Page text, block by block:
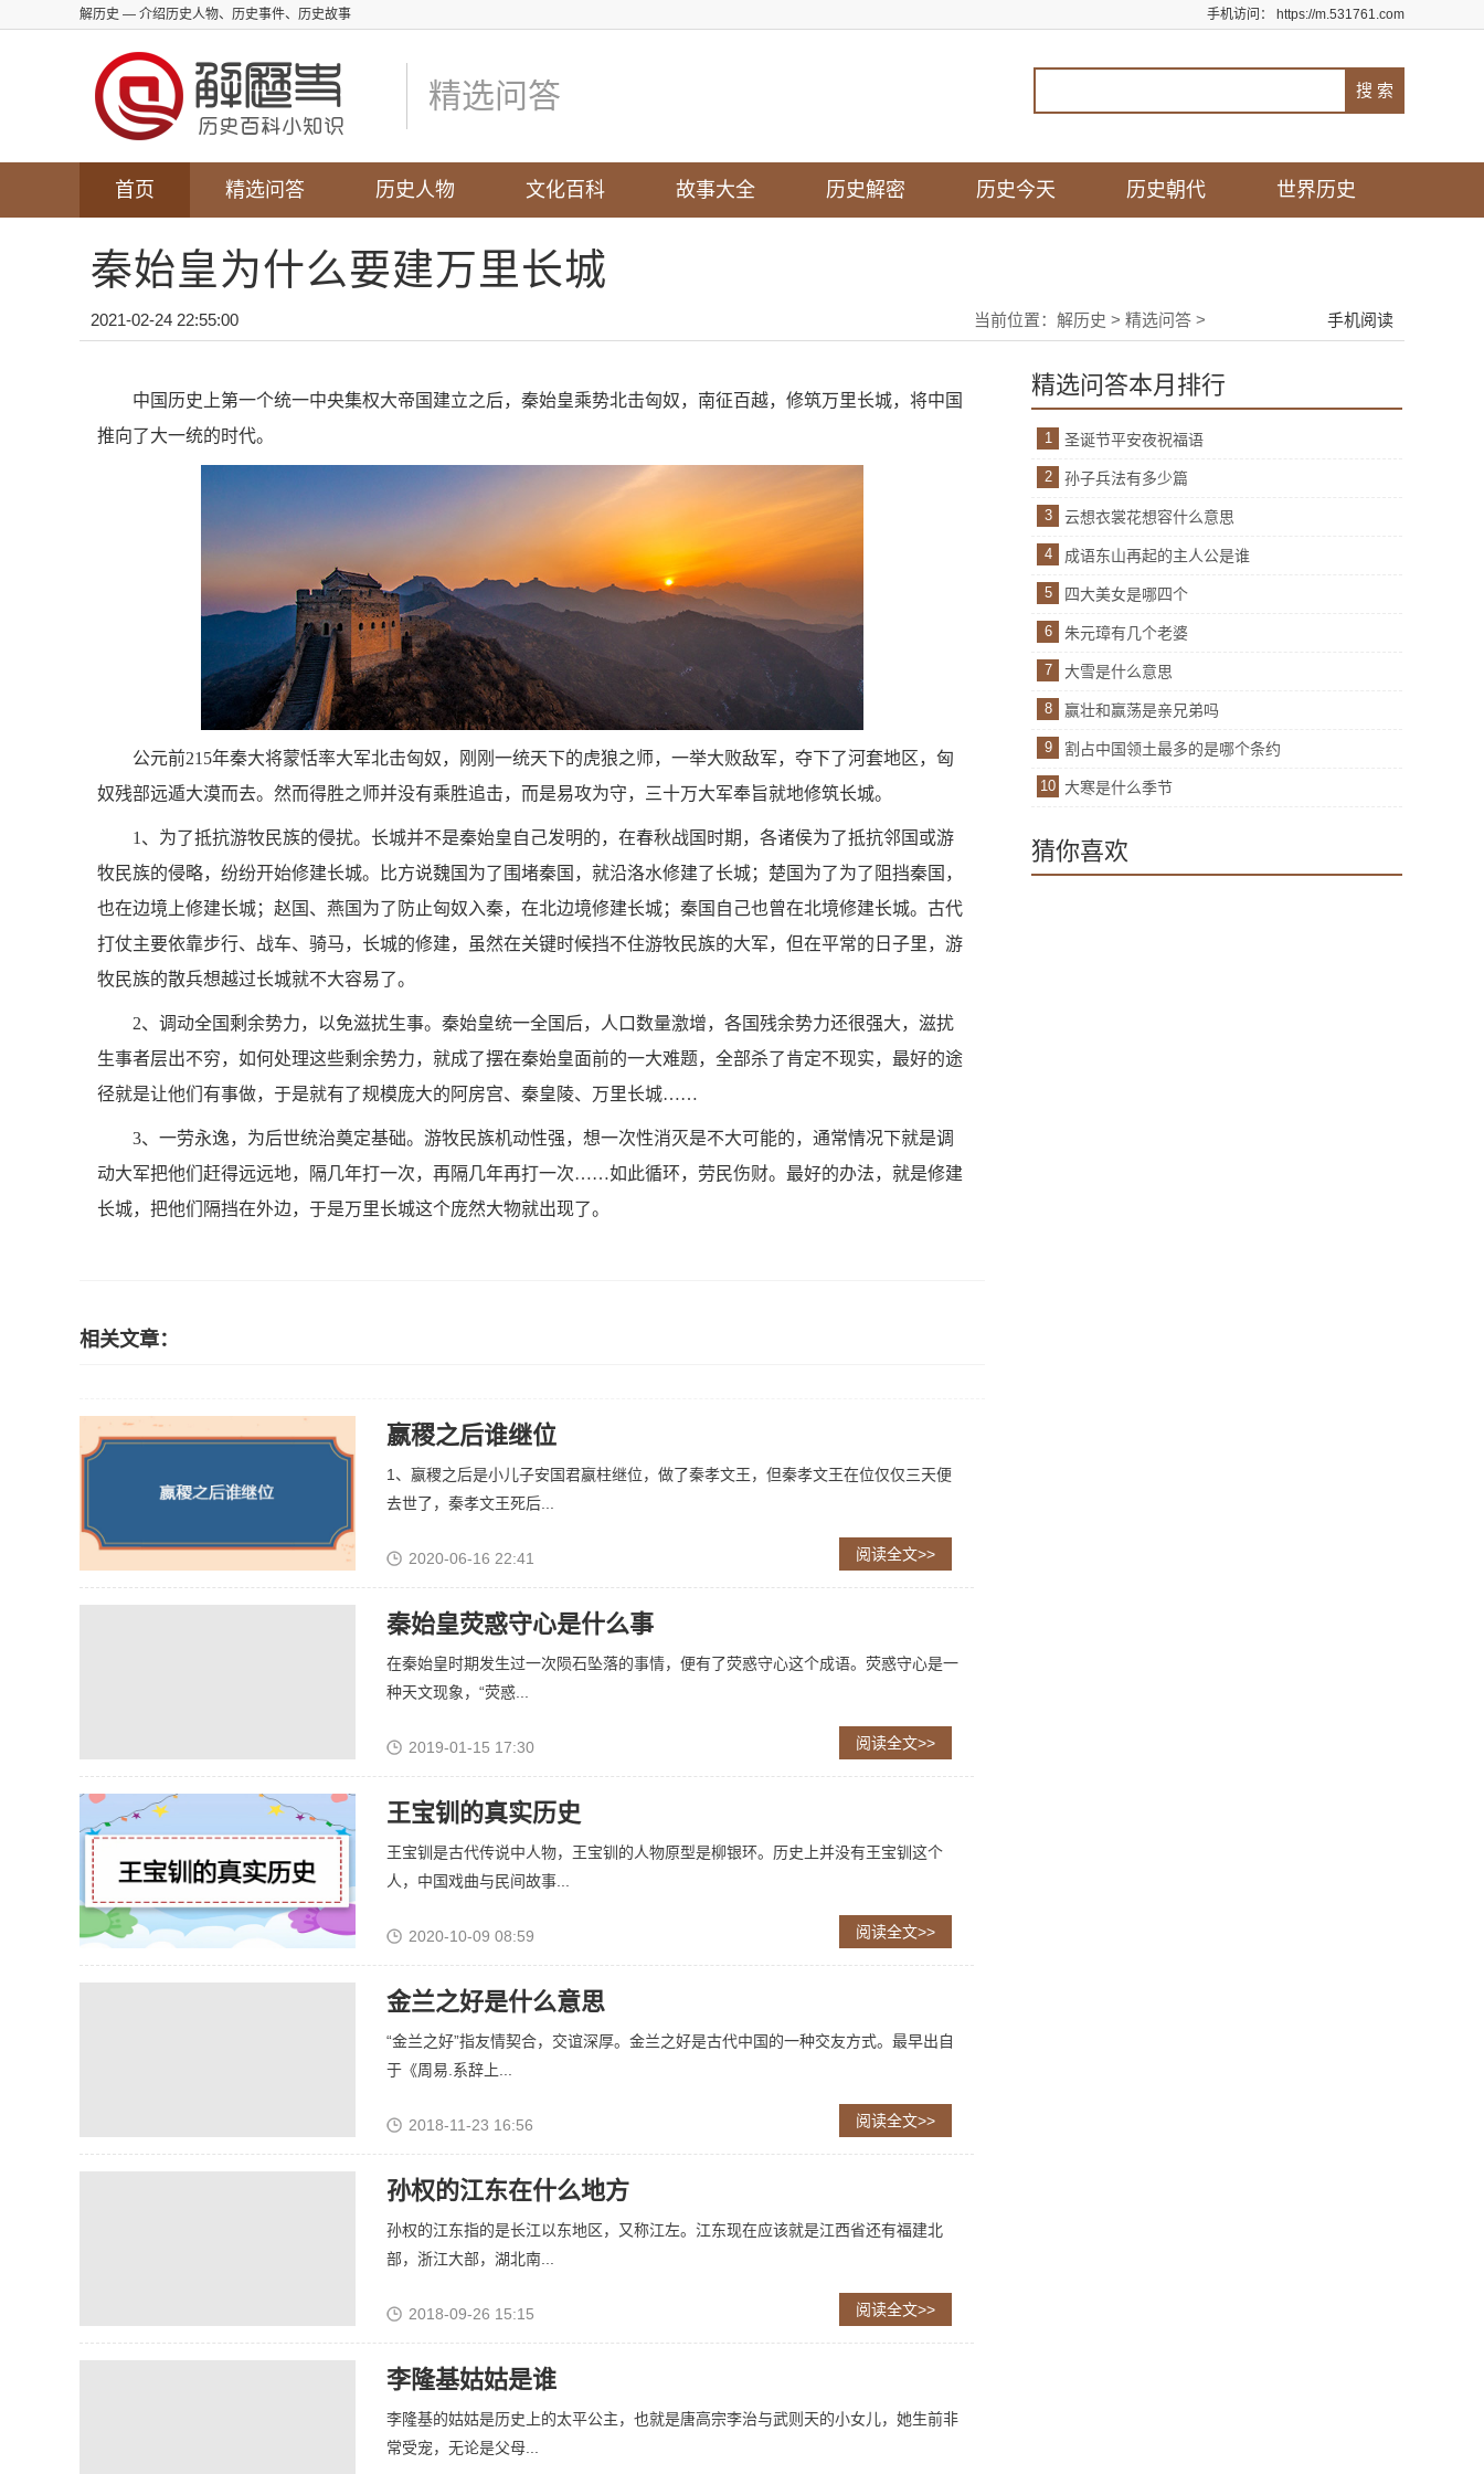
解历史 — 介绍历史人物、历史事件、历史故事 手机访问： https://m.531761.com
精选问答
首页 精选问答 历史人物 文化百科 故事大全 历史解密 历史今天 历史朝代 世界历史
秦始皇为什么要建万里长城
2021-02-24 22:55:00 当前位置： 解历史 > 精选问答 > 手机阅读
中国历史上第一个统一中央集权大帝国建立之后，秦始皇乘势北击匈奴，南征百越，修筑万里长城，将中国
推向了大一统的时代。
公元前215年秦大将蒙恬率大军北击匈奴，刚刚一统天下的虎狼之师，一举大败敌军，夺下了河套地区，匈
奴残部远遁大漠而去。然而得胜之师并没有乘胜追击，而是易攻为守，三十万大军奉旨就地修筑长城。
1、为了抵抗游牧民族的侵扰。长城并不是秦始皇自己发明的，在春秋战国时期，各诸侯为了抵抗邻国或游
牧民族的侵略，纷纷开始修建长城。比方说魏国为了围堵秦国，就沿洛水修建了长城；楚国为了为了阻挡秦国，
也在边境上修建长城；赵国、燕国为了防止匈奴入秦，在北边境修建长城；秦国自己也曾在北境修建长城。古代
打仗主要依靠步行、战车、骑马，长城的修建，虽然在关键时候挡不住游牧民族的大军，但在平常的日子里，游
牧民族的散兵想越过长城就不大容易了。
2、调动全国剩余势力，以免滋扰生事。秦始皇统一全国后，人口数量激增，各国残余势力还很强大，滋扰
生事者层出不穷，如何处理这些剩余势力，就成了摆在秦始皇面前的一大难题，全部杀了肯定不现实，最好的途
径就是让他们有事做，于是就有了规模庞大的阿房宫、秦皇陵、万里长城……
3、一劳永逸，为后世统治奠定基础。游牧民族机动性强，想一次性消灭是不大可能的，通常情况下就是调
动大军把他们赶得远远地，隔几年打一次，再隔几年再打一次……如此循环，劳民伤财。最好的办法，就是修建
长城，把他们隔挡在外边，于是万里长城这个庞然大物就出现了。
相关文章：
嬴稷之后谁继位
1、嬴稷之后是小儿子安国君嬴柱继位，做了秦孝文王，但秦孝文王在位仅仅三天便
去世了，秦孝文王死后...
2020-06-16 22:41 阅读全文>>
秦始皇荧惑守心是什么事
在秦始皇时期发生过一次陨石坠落的事情，便有了荧惑守心这个成语。荧惑守心是一
种天文现象，“荧惑...
2019-01-15 17:30 阅读全文>>
王宝钏的真实历史
王宝钏是古代传说中人物，王宝钏的人物原型是柳银环。历史上并没有王宝钏这个
人，中国戏曲与民间故事...
2020-10-09 08:59 阅读全文>>
金兰之好是什么意思
“金兰之好”指友情契合，交谊深厚。金兰之好是古代中国的一种交友方式。最早出自
于《周易.系辞上...
2018-11-23 16:56 阅读全文>>
孙权的江东在什么地方
孙权的江东指的是长江以东地区，又称江左。江东现在应该就是江西省还有福建北
部，浙江大部，湖北南...
2018-09-26 15:15 阅读全文>>
李隆基姑姑是谁
李隆基的姑姑是历史上的太平公主，也就是唐高宗李治与武则天的小女儿，她生前非
常受宠，无论是父母...
精选问答本月排行
1 圣诞节平安夜祝福语
2 孙子兵法有多少篇
3 云想衣裳花想容什么意思
4 成语东山再起的主人公是谁
5 四大美女是哪四个
6 朱元璋有几个老婆
7 大雪是什么意思
8 赢壮和赢荡是亲兄弟吗
9 割占中国领土最多的是哪个条约
10 大寒是什么季节
猜你喜欢